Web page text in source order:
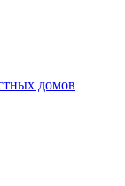
домов